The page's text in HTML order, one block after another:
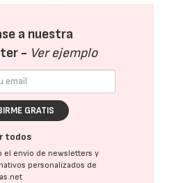
a nuestra
- Ver ejemplo
GRATIS
todos
el envío de newsletters y
personalizados de